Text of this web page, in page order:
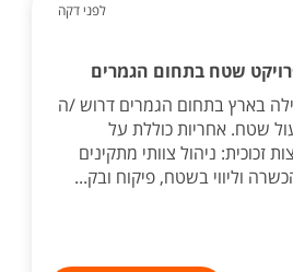
לפני דקה
שטח בתחום הגמרים
בארץ בתחום הגמרים דרוש /ה
שטח. אחריות כוללת על
זכוכית: ניהול צוותי מתקינים
וליווי בשטח, פיקוח ובק...